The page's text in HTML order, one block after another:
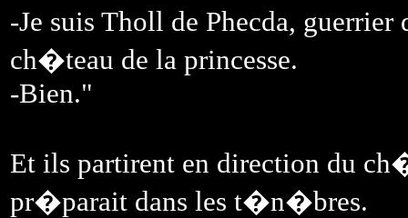
-Je suis Tholl de Phecda,
ch�teau de la princesse.
-Bien."
Et ils partirent en direction du
pr�parait dans les t�n�bres.